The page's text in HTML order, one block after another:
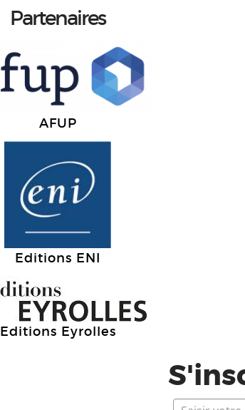
Partenaires
AFUP
Editions ENI
Editions Eyrolles